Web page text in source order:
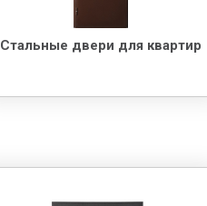
Стальные двери для квартир